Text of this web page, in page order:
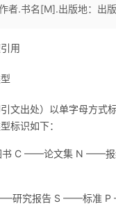
者.书名[M].出版地：出
用
文出处）以单字母方式
标识如下：
书 C ——论文集 N ——
研究报告 S ——标准